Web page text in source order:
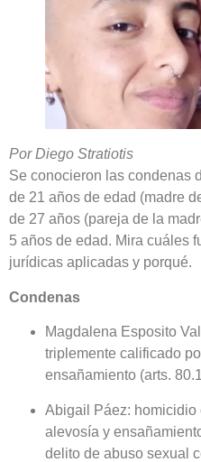
Por Diego Stratiotis
Se conocieron las condenas
de 21 años de edad (madre
de 27 años (pareja de la
5 años de edad. Mira cuáles
jurídicas aplicadas y porqué.
Condenas
Magdalena Esposito
triplemente calificado
ensañamiento (arts.
Abigail Páez:
alevosía y
delito de abuso sexual